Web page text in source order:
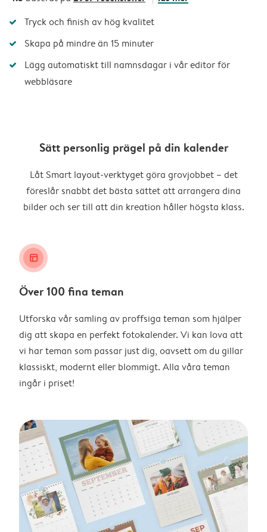
Tryck och finish av hög kvalitet
Skapa på mindre än 15 minuter
Lägg automatiskt till namnsdagar i vår editor för
webbläsare
Sätt personlig prägel på din kalender
Låt Smart layout-verktyget göra grovjobbet – det
föreslår snabbt det bästa sättet att arrangera dina
bilder och ser till att din kreation håller högsta klass.
layout_alt
Över 100 fina teman
Utforska vår samling av proffsiga teman som hjälper
dig att skapa en perfekt fotokalender. Vi kan lova att
vi har teman som passar just dig, oavsett om du gillar
klassiskt, modernt eller blommigt. Alla våra teman
ingår i priset!